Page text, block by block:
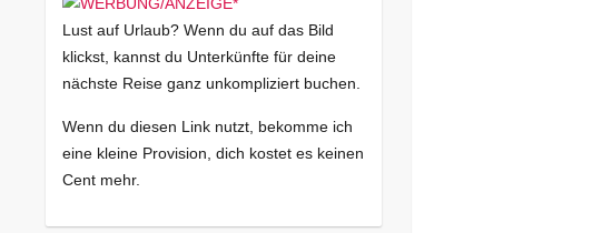
Lust auf Urlaub? Wenn du auf das Bild
klickst, kannst du Unterkünfte für deine
nächste Reise ganz unkompliziert buchen.
Wenn du diesen Link nutzt, bekomme ich
eine kleine Provision, dich kostet es keinen
Cent mehr.